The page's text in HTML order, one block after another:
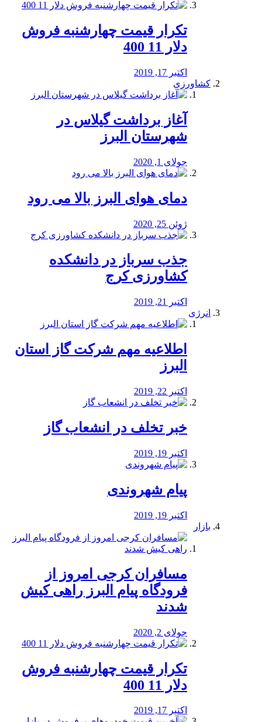
تکرار قیمت چهارشنبه فروش
دلار 11 400
اکتبر 17, 2019
کشاورزی
آغاز برداشت گیلاس در
شهرستان البرز
جولای 1, 2020
دمای هوای البرز بالا می رود
ژوئن 25, 2020
جذب سرباز در دانشکده
کشاورزی کرج
اکتبر 21, 2019
انرژی
️اطلاعیه مهم شرکت گاز استان
البرز
اکتبر 22, 2019
خبر تخلف در انشعاب گاز
اکتبر 19, 2019
پیام شهروندی
اکتبر 19, 2019
بازار
مسافران کرجی امروز از
فرودگاه پیام البرز راهی کیش
شدند
جولای 2, 2020
تکرار قیمت چهارشنبه فروش
دلار 11 400
اکتبر 17, 2019